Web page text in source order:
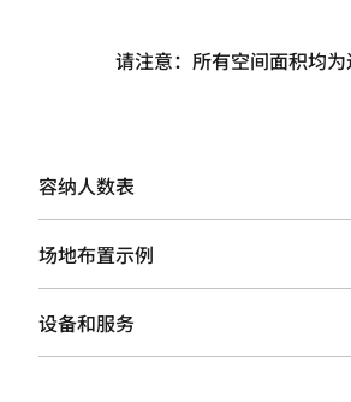
请注意：所有空间面积均为
容纳人数表
场地布置示例
设备和服务